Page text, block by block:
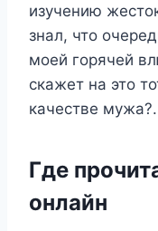
изучению
знал, что
моей горячей
скажет на это
качестве
Где
онлайн